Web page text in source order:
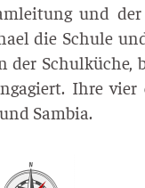
und
die Schu­le
der Schul­kü­che,
Ihre vier
Sambia.